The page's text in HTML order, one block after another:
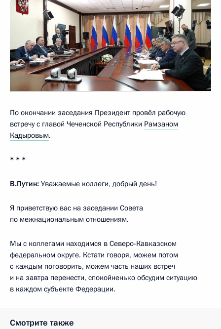
По окончании заседания Президент провёл рабочую
встречу с главой Чеченской Республики Рамзаном
Кадыровым.
* * *
В.Путин: Уважаемые коллеги, добрый день!
Я приветствую вас на заседании Совета
по межнациональным отношениям.
Мы с коллегами находимся в Северо-Кавказском
федеральном округе. Кстати говоря, можем потом
с каждым поговорить, можем часть наших встреч
и на завтра перенести, спокойненько обсудим ситуацию
в каждом субъекте Федерации.
Смотрите также